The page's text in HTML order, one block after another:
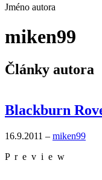
Jméno autora
miken99
Články autora
Blackburn
16.9.2011 – miken99
P r e v i e w